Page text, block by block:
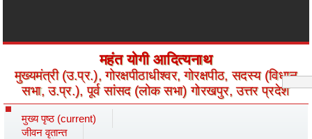
महंत योगी आदित्यनाथ
मुख्यमंत्री (उ.प्र.), गोरक्षपीठाधीश्वर, गोरक्षपीठ, सदस्य (विधान
सभा, उ.प्र.), पूर्व सांसद (लोक सभा) गोरखपुर, उत्तर प्रदेश
मुख्य पृष्ठ (current)
जीवन वृतान्त